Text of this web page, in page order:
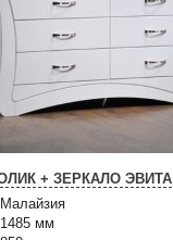
+ ЗЕРКАЛО ЭВИТА
Малайзия
1485 мм